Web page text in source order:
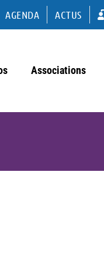
AGENDA ACTUS
Associations